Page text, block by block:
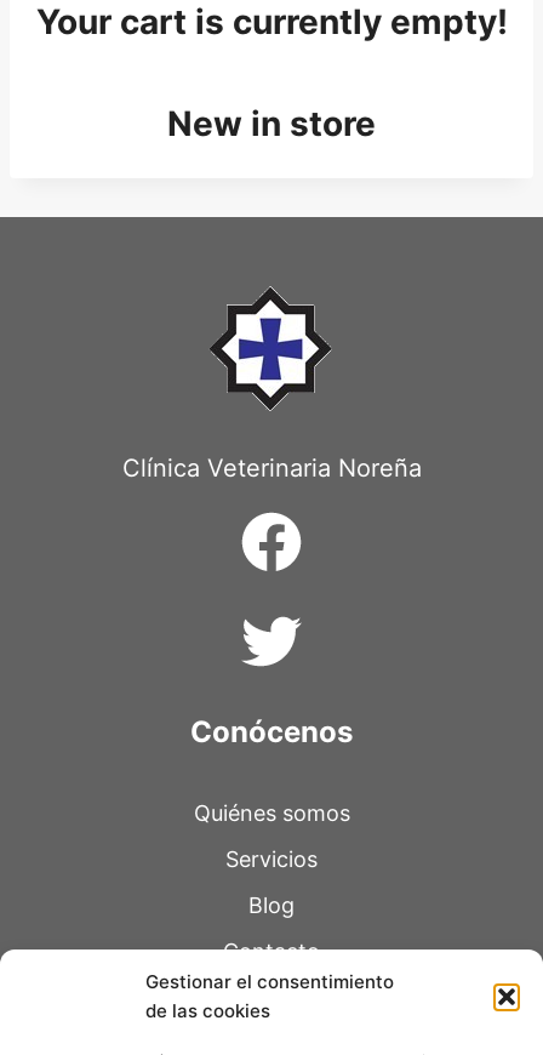
Gestionar el consentimiento
de las cookies
Your cart is currently empty!
New in store
Clínica Veterinaria Noreña
Conócenos
Quiénes somos
Servicios
Blog
Contacto